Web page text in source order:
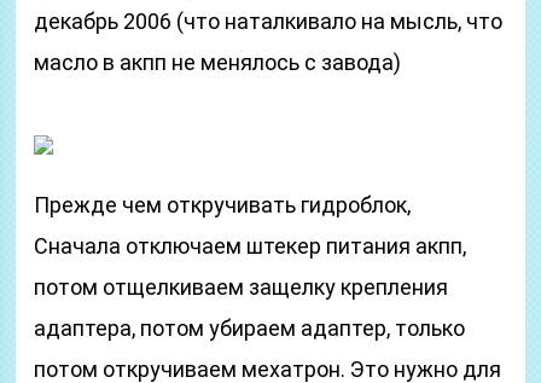
декабрь 2006 (что наталкивало на мысль, что
масло в акпп не менялось с завода)
Прежде чем откручивать гидроблок,
Сначала отключаем штекер питания акпп,
потом отщелкиваем защелку крепления
адаптера, потом убираем адаптер, только
потом откручиваем мехатрон. Это нужно для